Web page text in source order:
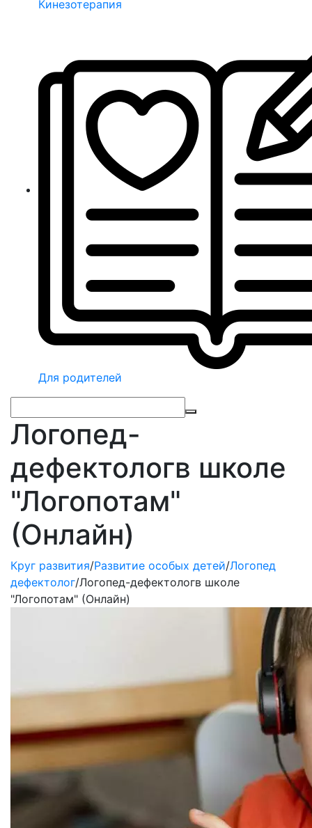
Кинезотерапия
Для родителей
Логопед-
дефектологв школе
"Логопотам"
(Онлайн)
Круг развития/Развитие особых детей/Логопед
дефектолог/Логопед-дефектологв школе
"Логопотам" (Онлайн)